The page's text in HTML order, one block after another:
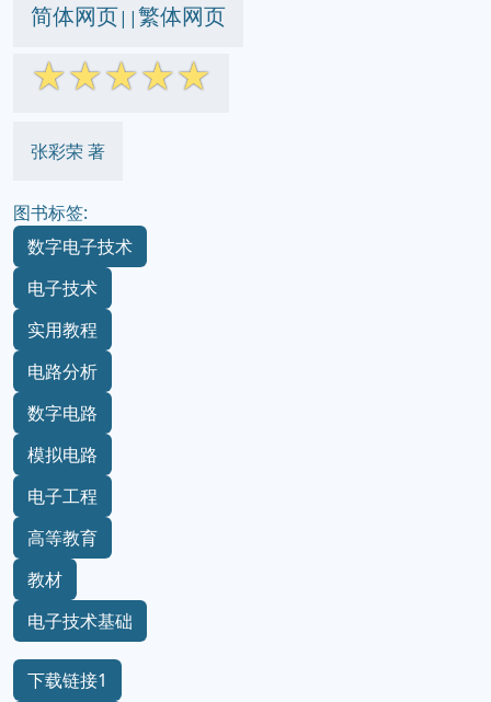
简体网页||繁体网页
☆☆☆☆☆
张彩荣 著
图书标签:
数字电子技术
电子技术
实用教程
电路分析
数字电路
模拟电路
电子工程
高等教育
教材
电子技术基础
下载链接1